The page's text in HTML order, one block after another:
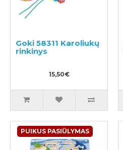
Goki 58311 Karoliukų
rinkinys
15,50€
PUIKUS PASIŪLYMAS